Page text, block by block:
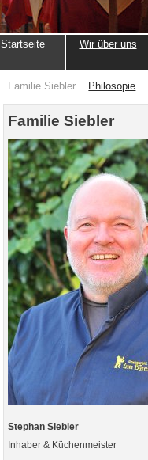
Startseite Wir über uns
Familie Siebler Philosopie
Familie Siebler
Stephan Siebler
Inhaber & Küchenmeister